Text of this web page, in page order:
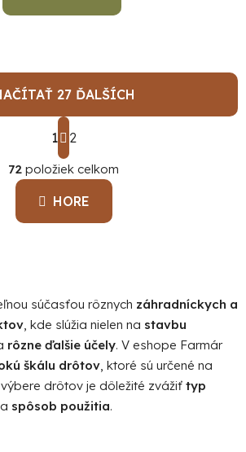
O
v
l
á
d
e
p
r
v
k
y
v
27 ĎALŠÍCH
S
t
r
á
n
k
1 2
72 položiek celkom
HORE
súčasťou rôznych záhradníckych a
, kde slúžia nielen na stavbu
rôzne ďalšie účely. V eshope Farmár
škálu drôtov , ktoré sú určené na
drôtov je dôležité zvážiť typ
a spôsob použitia.